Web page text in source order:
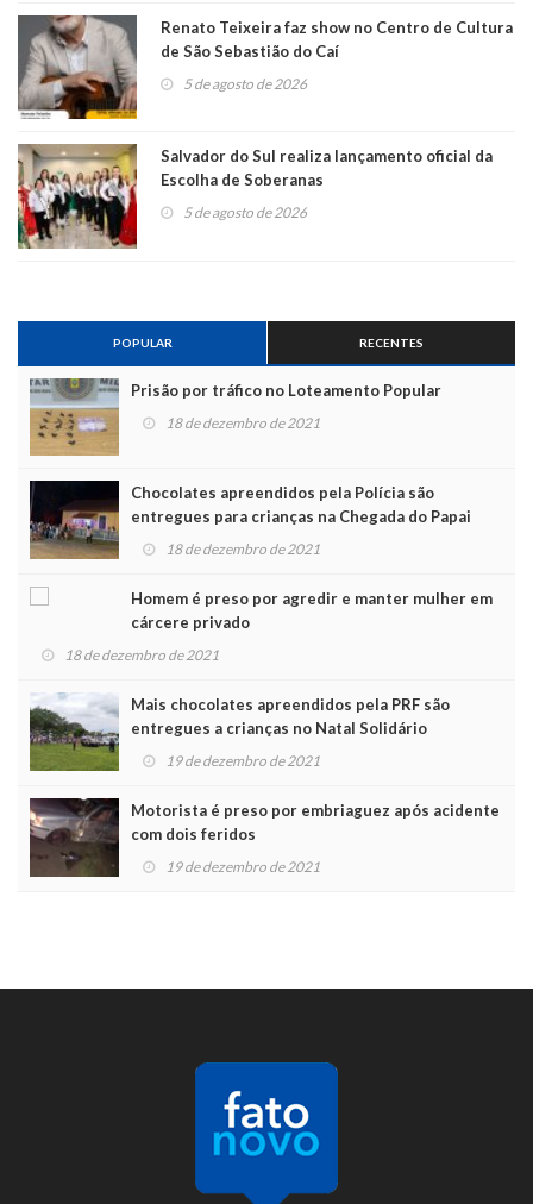
Renato Teixeira faz show no Centro de Cultura
de São Sebastião do Caí
5 de agosto de 2026
Salvador do Sul realiza lançamento oficial da
Escolha de Soberanas
5 de agosto de 2026
POPULAR RECENTES
Prisão por tráfico no Loteamento Popular
18 de dezembro de 2021
Chocolates apreendidos pela Polícia são
entregues para crianças na Chegada do Papai
Noel 18 de dezembro de 2021
Homem é preso por agredir e manter mulher em
cárcere privado
18 de dezembro de 2021
Mais chocolates apreendidos pela PRF são
entregues a crianças no Natal Solidário
19 de dezembro de 2021
Motorista é preso por embriaguez após acidente
com dois feridos
19 de dezembro de 2021